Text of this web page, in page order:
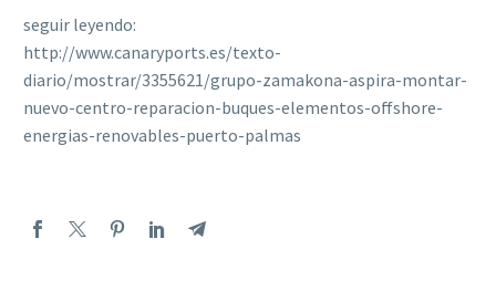
seguir leyendo:
http://www.canaryports.es/texto-
diario/mostrar/3355621/grupo-zamakona-aspira-montar-
nuevo-centro-reparacion-buques-elementos-offshore-
energias-renovables-puerto-palmas